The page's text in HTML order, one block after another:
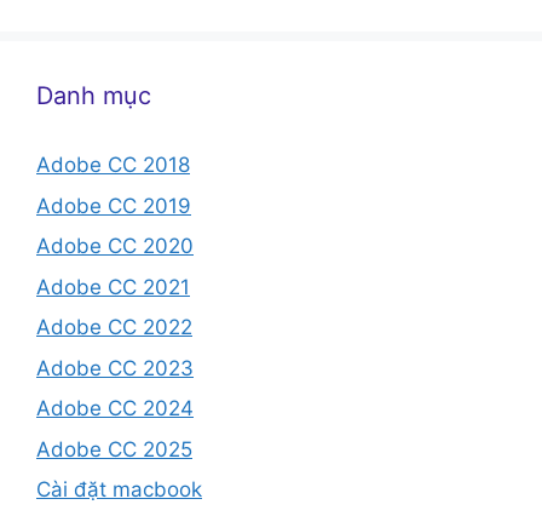
Danh mục
Adobe CC 2018
Adobe CC 2019
Adobe CC 2020
Adobe CC 2021
Adobe CC 2022
Adobe CC 2023
Adobe CC 2024
Adobe CC 2025
Cài đặt macbook